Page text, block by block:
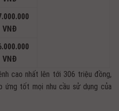
VNĐ
VNĐ
cao nhất lên tới 306 triệu đồng,
ứng tốt mọi nhu cầu sử dụng của